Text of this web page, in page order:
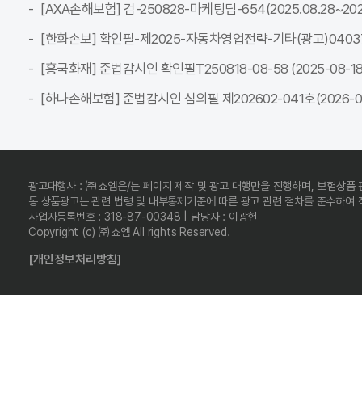
[AXA손해보험] 검-250828-마케팅팀-
[한화손보] 확인필-제2025-자동차영업전략-기타(광고
[흥국화재] 준법감시인 확인필T250818-08-58 (2025-08-
[하나손해보험] 준법감시인 심의필 제202602-041호
광고대행사 : ㈜쇼엠은/는 페이지 제작 및 광고 대행만을 진행하며, 보험상품
동 상품광고는 관련 법령 및 내부통제기준에 따른 광고 관련 절차를 준수하여
사업자등록번호 : 318-87-00348 | 담당자 : 이광헌
Copyright (c) ㈜쇼엠 All rights Reserved.
[개인정보처리방침]